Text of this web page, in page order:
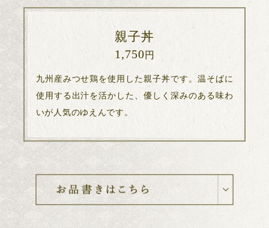
親子丼
1,750円
九州産みつせ鶏を使用した親子丼です。温そばに
使用する出汁を活かした、優しく深みのある味わ
いが人気のゆえんです。